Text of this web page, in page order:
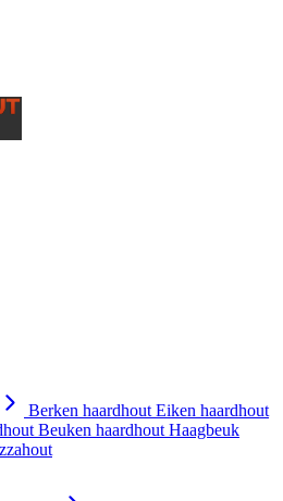
Berken haardhout Eiken haardhout
Beuken haardhout Haagbeuk